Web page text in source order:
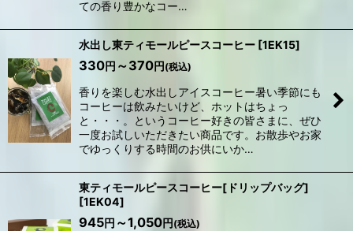
ての香り豊かなコー…
水出し東ティモールピースコーヒー [1EK15]
330円 ～370円(税込)
香りを楽しむ水出しアイスコーヒー暑い季節にも
コーヒーは飲みたいけど、ホットはちょっ
と・・・。というコーヒー好きの皆さまに、ぜひ
一度お試しいただきたい商品です。お散歩やお家
でゆっくりする時間のお供にいか…
東ティモールピースコーヒー[ドリップバッグ]
[1EK04]
945円 ～1,050円(税込)